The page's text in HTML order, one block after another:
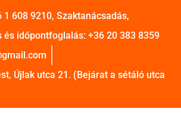
1 608 9210, Szaktanácsadás,
és időpontfoglalás: +36 20 383 8359
Újlak utca 21. (Bejárat a sétáló utca